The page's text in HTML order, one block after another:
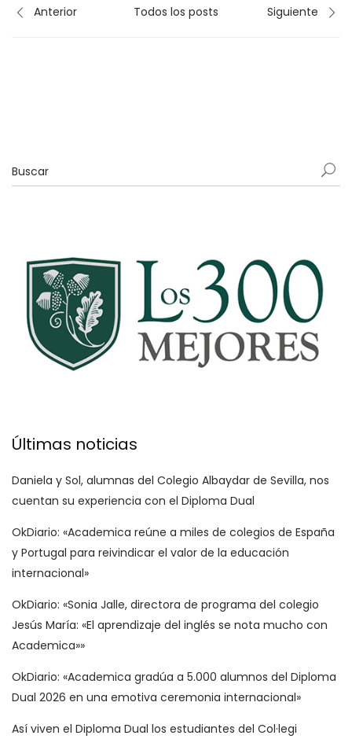
Anterior Todos los posts Siguiente
Últimas noticias
Daniela y Sol, alumnas del Colegio Albaydar de Sevilla, nos
cuentan su experiencia con el Diploma Dual
OkDiario: «Academica reúne a miles de colegios de España
y Portugal para reivindicar el valor de la educación
internacional»
OkDiario: «Sonia Jalle, directora de programa del colegio
Jesús María: «El aprendizaje del inglés se nota mucho con
Academica»»
OkDiario: «Academica gradúa a 5.000 alumnos del Diploma
Dual 2026 en una emotiva ceremonia internacional»
Así viven el Diploma Dual los estudiantes del Col·legi